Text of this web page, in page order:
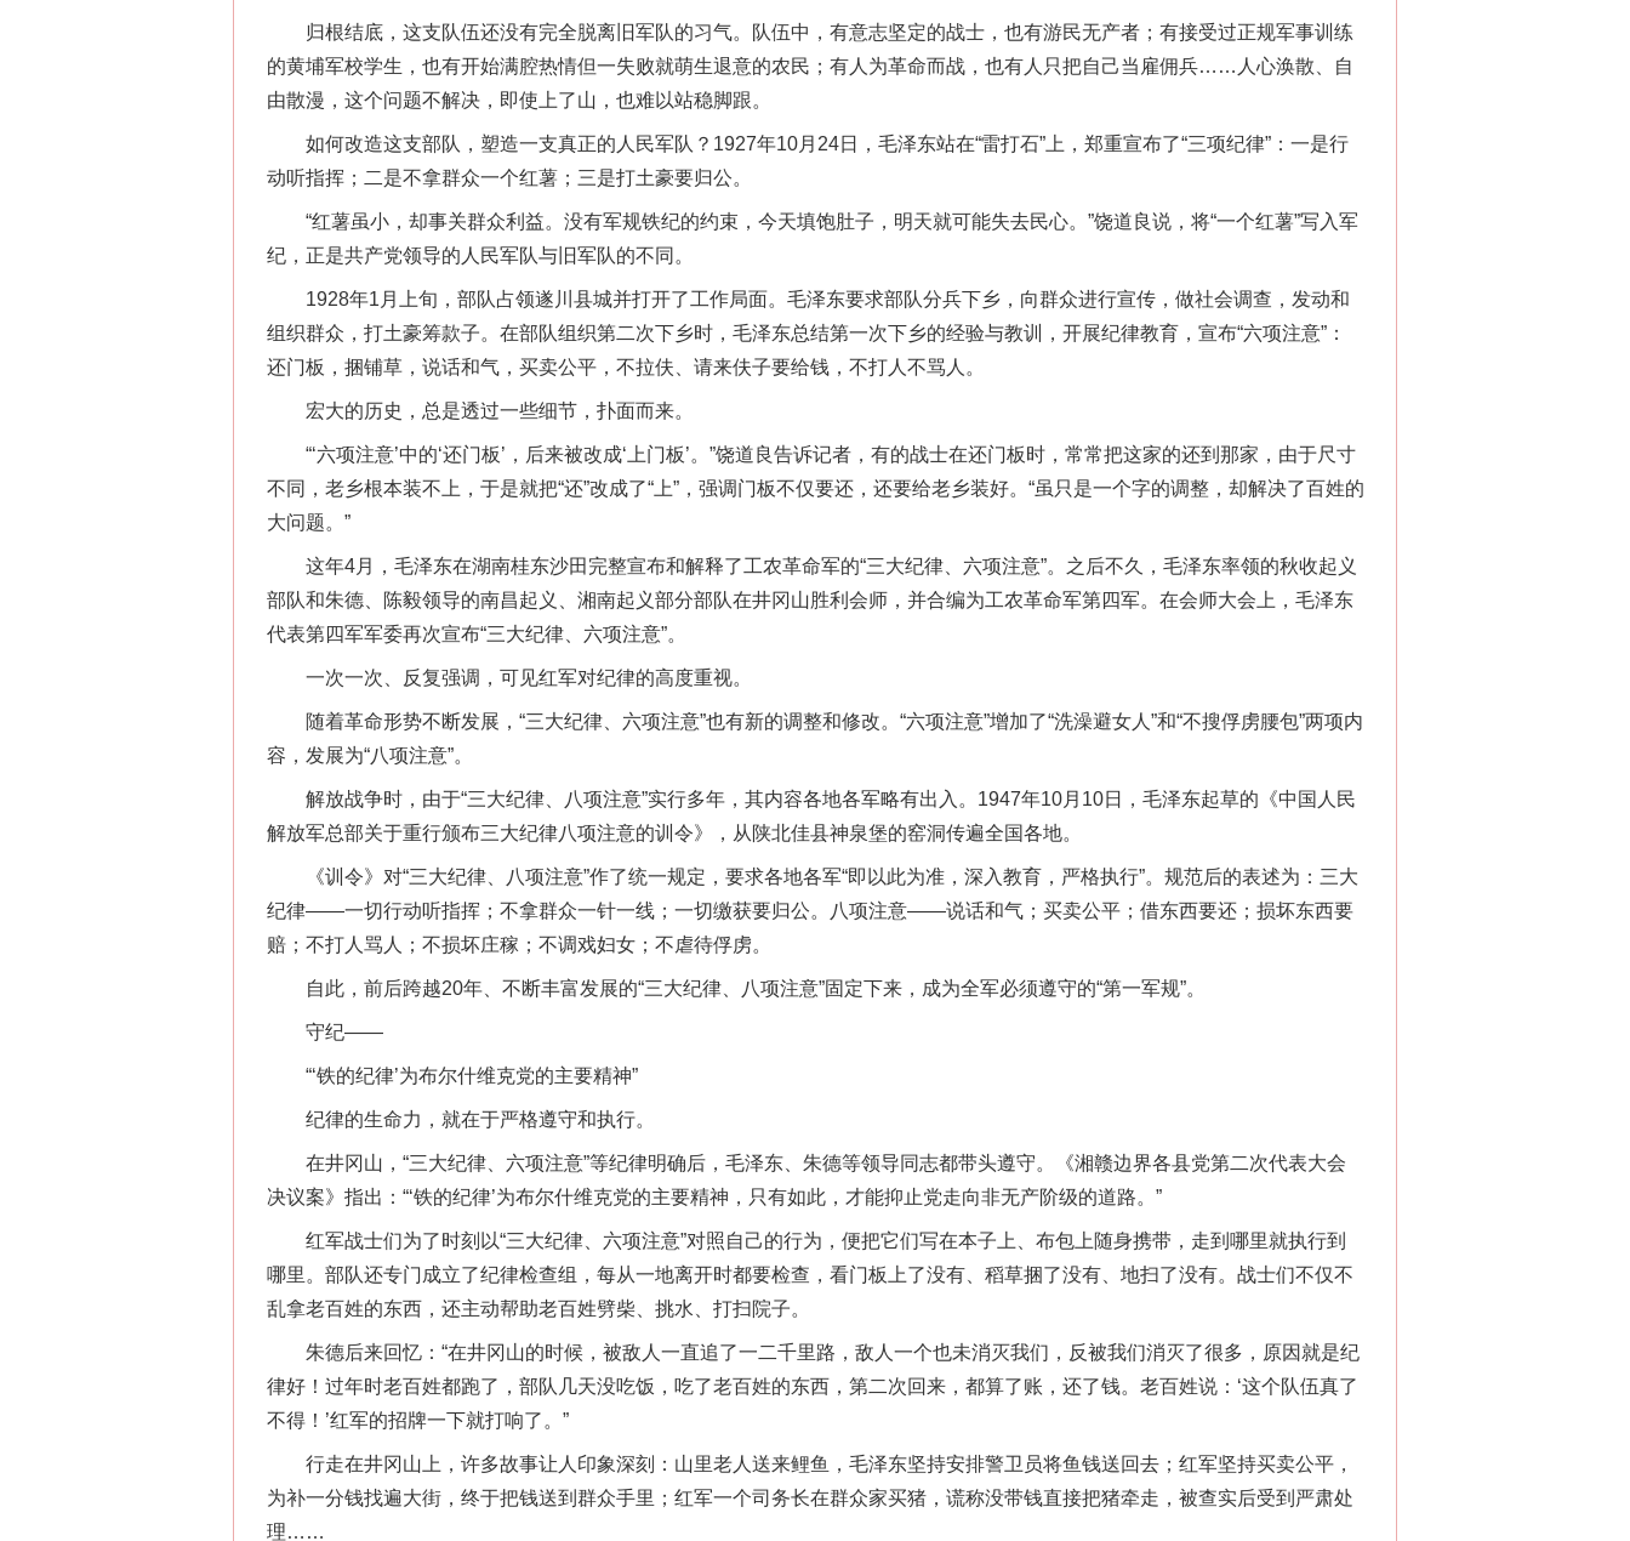
归根结底，这支队伍还没有完全脱离旧军队的习气。队伍中，有意志坚定的战士，也有游民无产者；有接受过正规军事训练
的黄埔军校学生，也有开始满腔热情但一失败就萌生退意的农民；有人为革命而战，也有人只把自己当雇佣兵……人心涣散、自
由散漫，这个问题不解决，即使上了山，也难以站稳脚跟。
如何改造这支部队，塑造一支真正的人民军队？1927年10月24日，毛泽东站在“雷打石”上，郑重宣布了“三项纪律”：一是行
动听指挥；二是不拿群众一个红薯；三是打土豪要归公。
“红薯虽小，却事关群众利益。没有军规铁纪的约束，今天填饱肚子，明天就可能失去民心。”饶道良说，将“一个红薯”写入军
纪，正是共产党领导的人民军队与旧军队的不同。
1928年1月上旬，部队占领遂川县城并打开了工作局面。毛泽东要求部队分兵下乡，向群众进行宣传，做社会调查，发动和
组织群众，打土豪筹款子。在部队组织第二次下乡时，毛泽东总结第一次下乡的经验与教训，开展纪律教育，宣布“六项注意”：
还门板，捆铺草，说话和气，买卖公平，不拉伕、请来伕子要给钱，不打人不骂人。
宏大的历史，总是透过一些细节，扑面而来。
“‘六项注意’中的‘还门板’，后来被改成‘上门板’。”饶道良告诉记者，有的战士在还门板时，常常把这家的还到那家，由于尺寸
不同，老乡根本装不上，于是就把“还”改成了“上”，强调门板不仅要还，还要给老乡装好。“虽只是一个字的调整，却解决了百姓的
大问题。”
这年4月，毛泽东在湖南桂东沙田完整宣布和解释了工农革命军的“三大纪律、六项注意”。之后不久，毛泽东率领的秋收起义
部队和朱德、陈毅领导的南昌起义、湘南起义部分部队在井冈山胜利会师，并合编为工农革命军第四军。在会师大会上，毛泽东
代表第四军军委再次宣布“三大纪律、六项注意”。
一次一次、反复强调，可见红军对纪律的高度重视。
随着革命形势不断发展，“三大纪律、六项注意”也有新的调整和修改。“六项注意”增加了“洗澡避女人”和“不搜俘虏腰包”两项内
容，发展为“八项注意”。
解放战争时，由于“三大纪律、八项注意”实行多年，其内容各地各军略有出入。1947年10月10日，毛泽东起草的《中国人民
解放军总部关于重行颁布三大纪律八项注意的训令》，从陕北佳县神泉堡的窑洞传遍全国各地。
《训令》对“三大纪律、八项注意”作了统一规定，要求各地各军“即以此为准，深入教育，严格执行”。规范后的表述为：三大
纪律——一切行动听指挥；不拿群众一针一线；一切缴获要归公。八项注意——说话和气；买卖公平；借东西要还；损坏东西要
赔；不打人骂人；不损坏庄稼；不调戏妇女；不虐待俘虏。
自此，前后跨越20年、不断丰富发展的“三大纪律、八项注意”固定下来，成为全军必须遵守的“第一军规”。
守纪——
“‘铁的纪律’为布尔什维克党的主要精神”
纪律的生命力，就在于严格遵守和执行。
在井冈山，“三大纪律、六项注意”等纪律明确后，毛泽东、朱德等领导同志都带头遵守。《湘赣边界各县党第二次代表大会
决议案》指出：“‘铁的纪律’为布尔什维克党的主要精神，只有如此，才能抑止党走向非无产阶级的道路。”
红军战士们为了时刻以“三大纪律、六项注意”对照自己的行为，便把它们写在本子上、布包上随身携带，走到哪里就执行到
哪里。部队还专门成立了纪律检查组，每从一地离开时都要检查，看门板上了没有、稻草捆了没有、地扫了没有。战士们不仅不
乱拿老百姓的东西，还主动帮助老百姓劈柴、挑水、打扫院子。
朱德后来回忆：“在井冈山的时候，被敌人一直追了一二千里路，敌人一个也未消灭我们，反被我们消灭了很多，原因就是纪
律好！过年时老百姓都跑了，部队几天没吃饭，吃了老百姓的东西，第二次回来，都算了账，还了钱。老百姓说：‘这个队伍真了
不得！’红军的招牌一下就打响了。”
行走在井冈山上，许多故事让人印象深刻：山里老人送来鲤鱼，毛泽东坚持安排警卫员将鱼钱送回去；红军坚持买卖公平，
为补一分钱找遍大街，终于把钱送到群众手里；红军一个司务长在群众家买猪，谎称没带钱直接把猪牵走，被查实后受到严肃处
理……